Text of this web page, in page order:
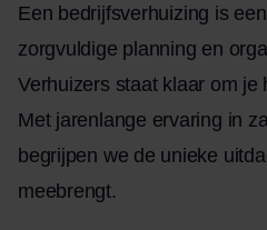
Een bedrijfsverhuizing is
zorgvuldige planning en
Verhuizers staat klaar om je
Met jarenlange ervaring in
begrijpen we de unieke
meebrengt.